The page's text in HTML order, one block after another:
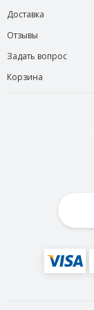
Доставка
Отзывы
Задать вопрос
Корзина